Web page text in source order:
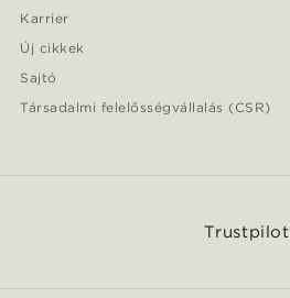
Karrier
Új cikkek
Sajtó
Társadalmi felelősségvállalás (CSR)
Trustpilot